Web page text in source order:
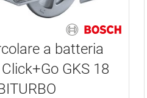
a batteria
GKS 18